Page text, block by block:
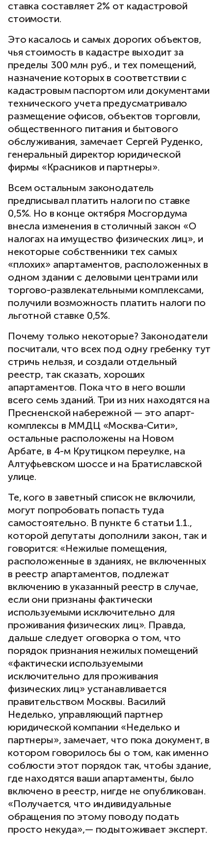
ставка составляет 2% от кадастровой
стоимости.
Это касалось и самых дорогих объектов,
чья стоимость в кадастре выходит за
пределы 300 млн руб., и тех помещений,
назначение которых в соответствии с
кадастровым паспортом или документами
технического учета предусматривало
размещение офисов, объектов торговли,
общественного питания и бытового
обслуживания, замечает Сергей Руденко,
генеральный директор юридической
фирмы «Красников и партнеры».
Всем остальным законодатель
предписывал платить налоги по ставке
0,5%. Но в конце октября Мосгордума
внесла изменения в столичный закон «О
налогах на имущество физических лиц», и
некоторые собственники тех самых
«плохих» апартаментов, расположенных в
одном здании с деловыми центрами или
торгово-развлекательными комплексами,
получили возможность платить налоги по
льготной ставке 0,5%.
Почему только некоторые? Законодатели
посчитали, что всех под одну гребенку тут
стричь нельзя, и создали отдельный
реестр, так сказать, хороших
апартаментов. Пока что в него вошли
всего семь зданий. Три из них находятся на
Пресненской набережной — это апарт-
комплексы в ММДЦ «Москва-Сити»,
остальные расположены на Новом
Арбате, в 4-м Крутицком переулке, на
Алтуфьевском шоссе и на Братиславской
улице.
Те, кого в заветный список не включили,
могут попробовать попасть туда
самостоятельно. В пункте 6 статьи 1.1.,
которой депутаты дополнили закон, так и
говорится: «Нежилые помещения,
расположенные в зданиях, не включенных
в реестр апартаментов, подлежат
включению в указанный реестр в случае,
если они признаны фактически
используемыми исключительно для
проживания физических лиц». Правда,
дальше следует оговорка о том, что
порядок признания нежилых помещений
«фактически используемыми
исключительно для проживания
физических лиц» устанавливается
правительством Москвы. Василий
Неделько, управляющий партнер
юридической компании «Неделько и
партнеры», замечает, что пока документ, в
котором говорилось бы о том, как именно
соблюсти этот порядок так, чтобы здание,
где находятся ваши апартаменты, было
включено в реестр, нигде не опубликован.
«Получается, что индивидуальные
обращения по этому поводу подать
просто некуда»,— подытоживает эксперт.